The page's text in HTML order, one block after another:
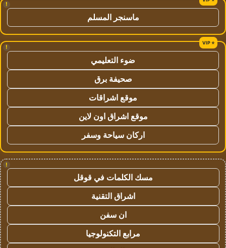
!
ماسنجر المسلم
!
ضوء التعليمي
صحيفة برق
موقع اشراقات
موقع اشراق اون لاين
اركان سياحة وسفر
!
مسك الكلمات في قوقل
اشراق التقنية
ان سفن
مرابع التكنولوجيا